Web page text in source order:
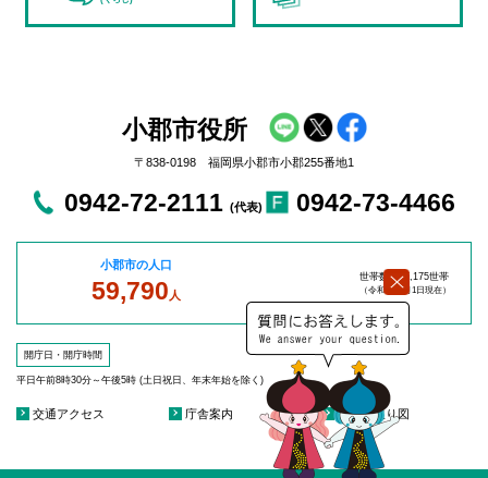
小郡市役所
〒838-0198 福岡県小郡市小郡255番地1
0942-72-2111 (代表) 0942-73-4466
小郡市の人口
59,790 人
世帯数：27,175世帯
（令和8年8月1日現在）
開庁日・開庁時間
平日午前8時30分～午後5時 (土日祝日、年末年始を除く)
交通アクセス 庁舎案内 庁舎見取り図